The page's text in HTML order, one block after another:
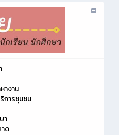
างาน
การชุมชน
า
ด